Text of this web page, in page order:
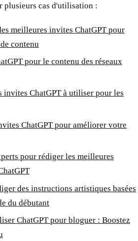
plusieurs cas d'utilisation :
meilleures invites ChatGPT pour
contenu
pour le contenu des réseaux
invites ChatGPT à utiliser pour les
ChatGPT pour améliorer votre
pour rédiger les meilleures
des instructions artistiques basées
du débutant
ChatGPT pour bloguer : Boostez